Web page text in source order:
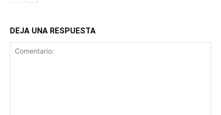
DEJA UNA RESPUESTA